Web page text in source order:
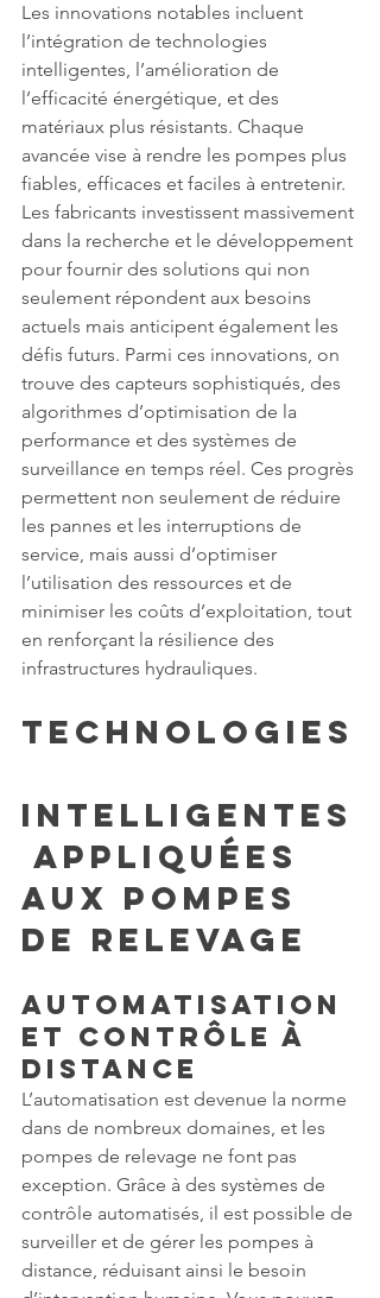
Les innovations notables incluent
l’intégration de technologies
intelligentes, l’amélioration de
l’efficacité énergétique, et des
matériaux plus résistants. Chaque
avancée vise à rendre les pompes plus
fiables, efficaces et faciles à entretenir.
Les fabricants investissent massivement
dans la recherche et le développement
pour fournir des solutions qui non
seulement répondent aux besoins
actuels mais anticipent également les
défis futurs. Parmi ces innovations, on
trouve des capteurs sophistiqués, des
algorithmes d’optimisation de la
performance et des systèmes de
surveillance en temps réel. Ces progrès
permettent non seulement de réduire
les pannes et les interruptions de
service, mais aussi d’optimiser
l’utilisation des ressources et de
minimiser les coûts d’exploitation, tout
en renforçant la résilience des
infrastructures hydrauliques.
Technologies
Intelligentes
Appliquées
aux Pompes
de Relevage
Automatisation
et Contrôle à
Distance
L’automatisation est devenue la norme
dans de nombreux domaines, et les
pompes de relevage ne font pas
exception. Grâce à des systèmes de
contrôle automatisés, il est possible de
surveiller et de gérer les pompes à
distance, réduisant ainsi le besoin